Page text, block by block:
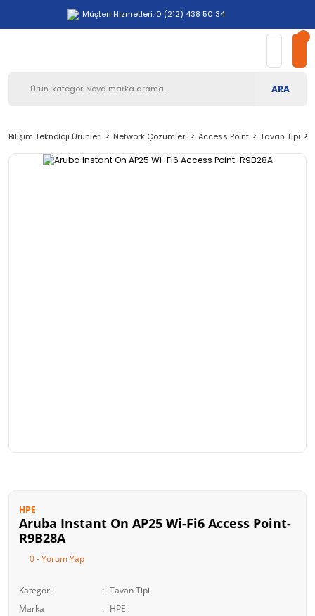
Müşteri Hizmetleri: 0 (212) 438 50 34
ARA
Bilişim Teknoloji Ürünleri Network Çözümleri Access Point Tavan Tipi
HPE
Aruba Instant On AP25 Wi-Fi6 Access Point-
R9B28A
0 - Yorum Yap
Kategori
Tavan Tipi
Marka
HPE